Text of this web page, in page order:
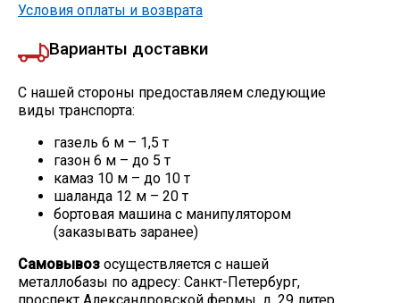
Алюминиевый прокат
Условия оплаты и возврата
Варианты доставки
С нашей стороны предоставляем следующие
виды транспорта:
газель 6 м – 1,5 т
газон 6 м – до 5 т
камаз 10 м – до 10 т
шаланда 12 м – 20 т
бортовая машина с манипулятором
(заказывать заранее)
Самовывоз осуществляется с нашей
металлобазы по адресу: Санкт-Петербург,
проспект Александровской фермы, д. 29 литер